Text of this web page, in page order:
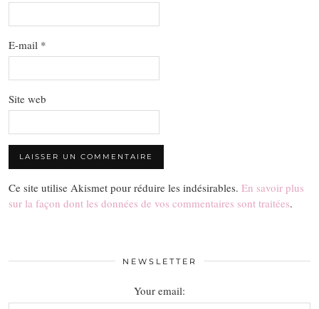
E-mail *
Site web
Ce site utilise Akismet pour réduire les indésirables. En savoir plus
sur la façon dont les données de vos commentaires sont traitées.
NEWSLETTER
Your email: